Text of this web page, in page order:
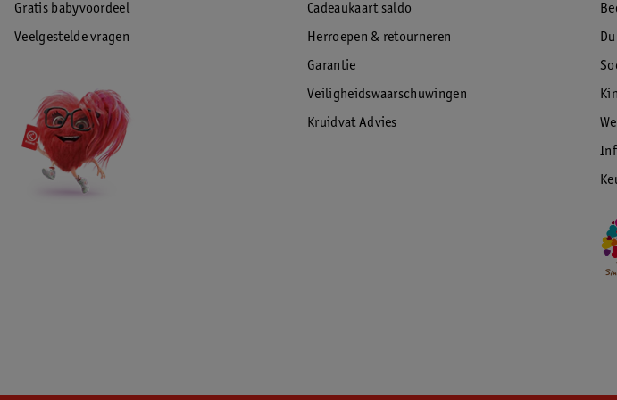
Gratis babyvoordeel
Veelgestelde vragen
Cadeaukaart saldo
Herroepen & retourneren
Garantie
Veiligheidswaarschuwingen
Kruidvat Advies